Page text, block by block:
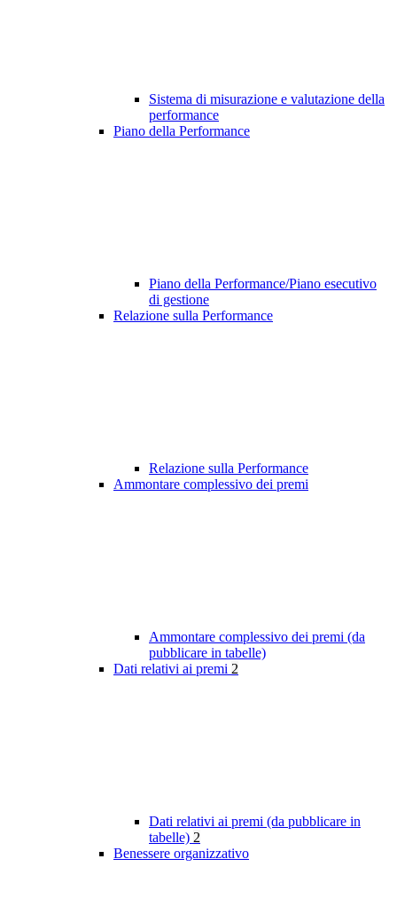
Sistema di misurazione e valutazione della
performance
Piano della Performance
Piano della Performance/Piano esecutivo
di gestione
Relazione sulla Performance
Relazione sulla Performance
Ammontare complessivo dei premi
Ammontare complessivo dei premi (da
pubblicare in tabelle)
Dati relativi ai premi 2
Dati relativi ai premi (da pubblicare in
tabelle) 2
Benessere organizzativo